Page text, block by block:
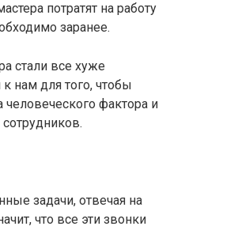
потратят на работу
заранее.
стали все хуже
нам для того, чтобы
человеческого фактора и
задачи, отвечая на
что все эти звонки